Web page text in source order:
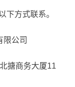
下方式联系。
限公司
搪商务大厦11